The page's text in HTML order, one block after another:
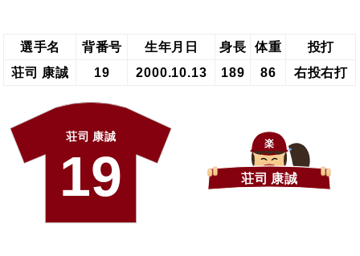
選手名 背番号 生年月日 身長 体重
投打
荘司 康誠
19 2000.10.13 189 86 右投右打
荘司 康誠
19
楽
荘司 康誠